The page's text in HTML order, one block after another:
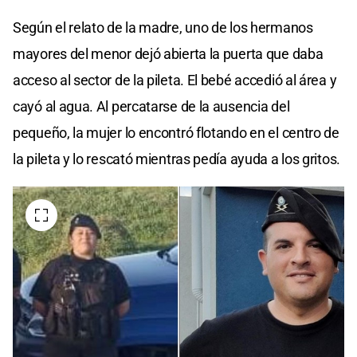
Según el relato de la madre, uno de los hermanos
mayores del menor dejó abierta la puerta que daba
acceso al sector de la pileta. El bebé accedió al área y
cayó al agua. Al percatarse de la ausencia del
pequeño, la mujer lo encontró flotando en el centro de
la pileta y lo rescató mientras pedía ayuda a los gritos.